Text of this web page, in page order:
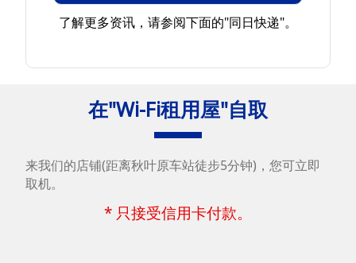
了解更多资讯，请参阅下面的"同日快递"。
在"Wi-Fi租用屋"自取
来我们的店铺(距离秋叶原车站徒步5分钟)，您可立即
取机。
* 只接受信用卡付款。